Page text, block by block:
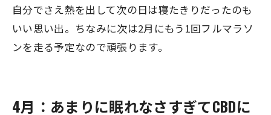
自分でさえ熱を出して次の日は寝たきりだったのも
いい思い出。ちなみに次は2月にもう1回フルマラソ
ンを走る予定なので頑張ります。
4月：あまりに眠れなさすぎてCBDに